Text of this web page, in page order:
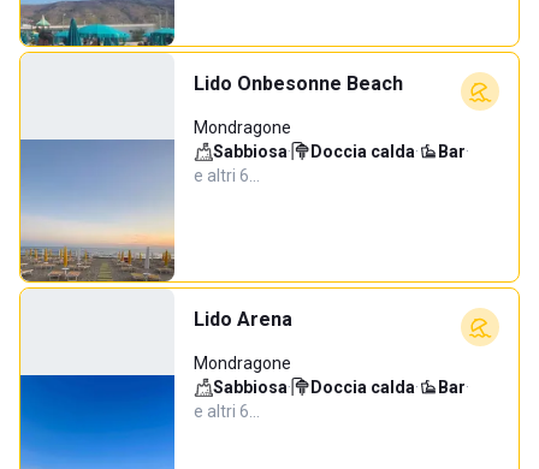
Lido Onbesonne Beach
Mondragone
Sabbiosa· Doccia calda· Bar·
e altri 6…
Lido Arena
Mondragone
Sabbiosa· Doccia calda· Bar·
e altri 6…